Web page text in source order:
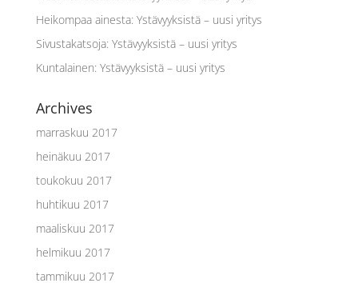
Heikompaa ainesta: Ystävyyksistä – uusi yritys
Sivustakatsoja: Ystävyyksistä – uusi yritys
Kuntalainen: Ystävyyksistä – uusi yritys
Archives
marraskuu 2017
heinäkuu 2017
toukokuu 2017
huhtikuu 2017
maaliskuu 2017
helmikuu 2017
tammikuu 2017